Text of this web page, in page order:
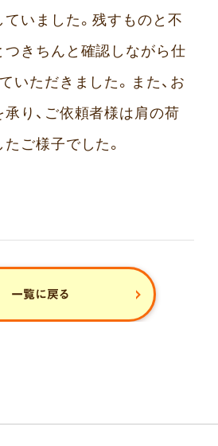
いました。残すものと不
つきちんと確認しながら仕
いただきました。また、お
り、ご依頼者様は肩の荷
ご様子でした。
一覧に戻る